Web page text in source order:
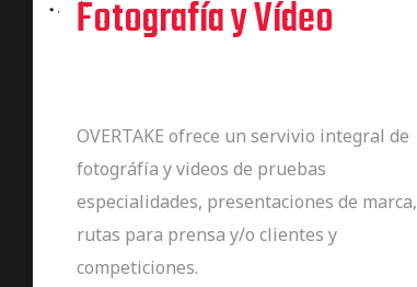
Fotografía y Vídeo
OVERTAKE ofrece un servivio integral de
fotográfía y videos de pruebas
especialidades, presentaciones de marca,
rutas para prensa y/o clientes y
competiciones.